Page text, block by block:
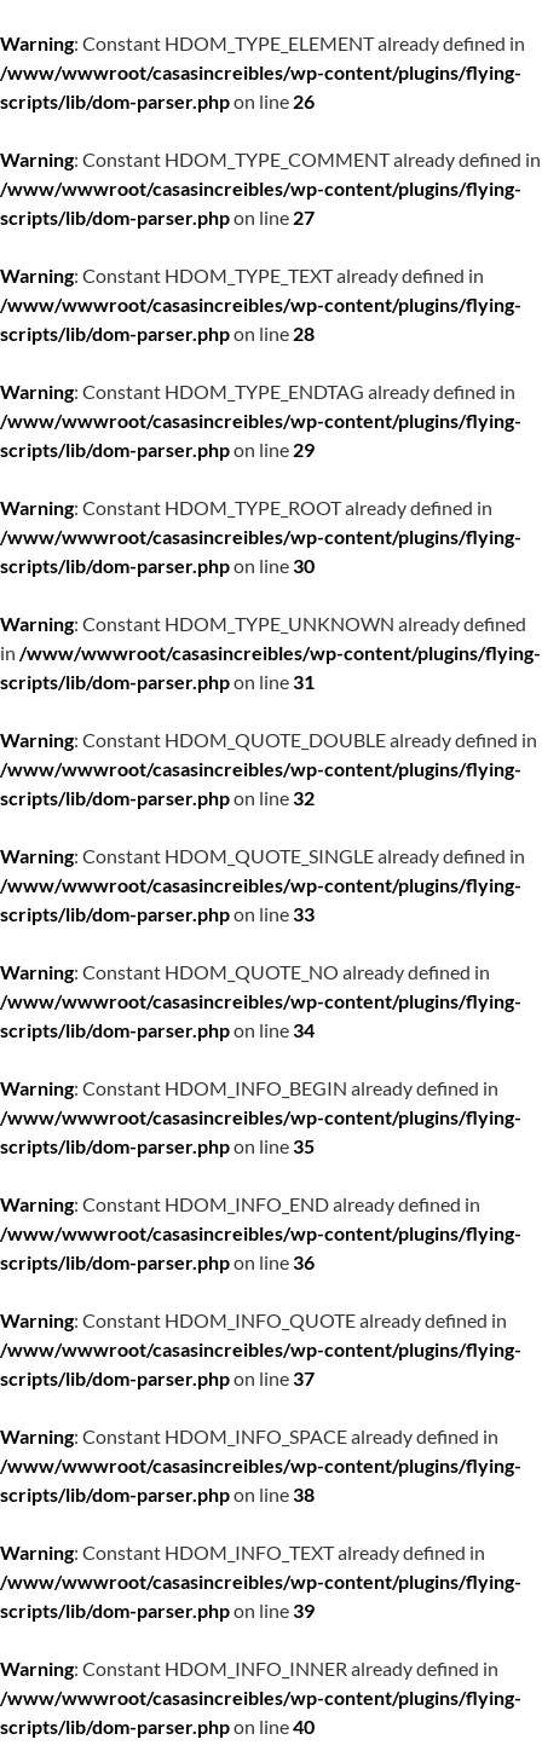
Warning: Constant HDOM_TYPE_ELEMENT already defined in
/www/wwwroot/casasincreibles/wp-content/plugins/flying-
scripts/lib/dom-parser.phpon line 26
Warning: Constant HDOM_TYPE_COMMENT already defined in
/www/wwwroot/casasincreibles/wp-content/plugins/flying-
scripts/lib/dom-parser.phpon line 27
Warning: Constant HDOM_TYPE_TEXT already defined in
/www/wwwroot/casasincreibles/wp-content/plugins/flying-
scripts/lib/dom-parser.phpon line 28
Warning: Constant HDOM_TYPE_ENDTAG already defined in
/www/wwwroot/casasincreibles/wp-content/plugins/flying-
scripts/lib/dom-parser.phpon line 29
Warning: Constant HDOM_TYPE_ROOT already defined in
/www/wwwroot/casasincreibles/wp-content/plugins/flying-
scripts/lib/dom-parser.phpon line30
Warning: Constant HDOM_TYPE_UNKNOWN already defined
in /www/wwwroot/casasincreibles/wp-content/plugins/flying-
scripts/lib/dom-parser.phpon line31
Warning: Constant HDOM_QUOTE_DOUBLE already defined in
/www/wwwroot/casasincreibles/wp-content/plugins/flying-
scripts/lib/dom-parser.phpon line32
Warning: Constant HDOM_QUOTE_SINGLE already defined in
/www/wwwroot/casasincreibles/wp-content/plugins/flying-
scripts/lib/dom-parser.phpon line33
Warning: Constant HDOM_QUOTE_NO already defined in
/www/wwwroot/casasincreibles/wp-content/plugins/flying-
scripts/lib/dom-parser.phpon line34
Warning: Constant HDOM_INFO_BEGIN already defined in
/www/wwwroot/casasincreibles/wp-content/plugins/flying-
scripts/lib/dom-parser.phpon line35
Warning: Constant HDOM_INFO_END already defined in
/www/wwwroot/casasincreibles/wp-content/plugins/flying-
scripts/lib/dom-parser.phpon line36
Warning: Constant HDOM_INFO_QUOTE already defined in
/www/wwwroot/casasincreibles/wp-content/plugins/flying-
scripts/lib/dom-parser.phpon line37
Warning: Constant HDOM_INFO_SPACE already defined in
/www/wwwroot/casasincreibles/wp-content/plugins/flying-
scripts/lib/dom-parser.phpon line38
Warning: Constant HDOM_INFO_TEXT already defined in
/www/wwwroot/casasincreibles/wp-content/plugins/flying-
scripts/lib/dom-parser.phpon line39
Warning: Constant HDOM_INFO_INNER already defined in
/www/wwwroot/casasincreibles/wp-content/plugins/flying-
scripts/lib/dom-parser.phpon line40